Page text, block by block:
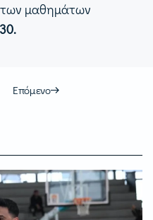
μαθημάτων
Επόμενο